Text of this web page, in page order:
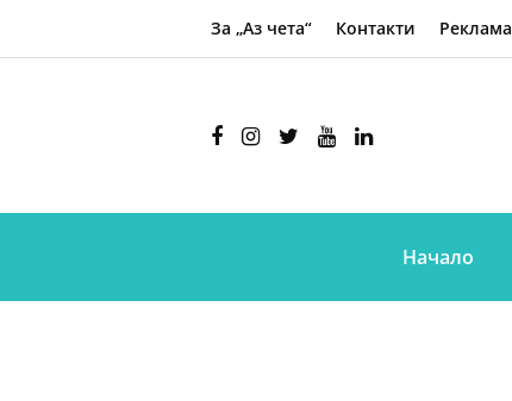
За „Аз чета“ Контакти Реклама
Начало